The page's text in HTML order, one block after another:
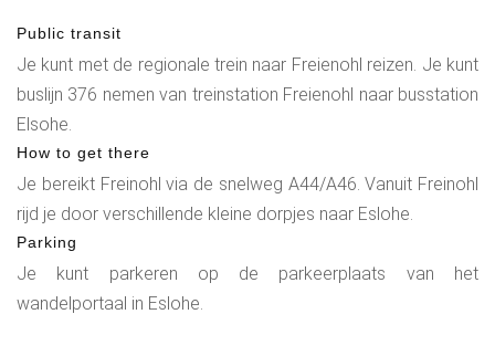
Public transit
Je kunt met de regionale trein naar Freienohl reizen. Je kunt
buslijn 376 nemen van treinstation Freienohl naar busstation
Elsohe.
How to get there
Je bereikt Freinohl via de snelweg A44/A46. Vanuit Freinohl
rijd je door verschillende kleine dorpjes naar Eslohe.
Parking
Je kunt parkeren op de parkeerplaats van het
wandelportaal in Eslohe.